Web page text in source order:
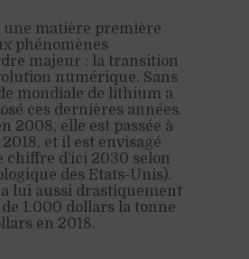
matière première
phénomènes
majeur : la transition
numérique. Sans
mondiale de lithium a
ces dernières années.
2008, elle est passée à
et il est envisagé
d’ici 2030 selon
des Etats-Unis).
lui aussi drastiquement
1.000 dollars la tonne
en 2018.